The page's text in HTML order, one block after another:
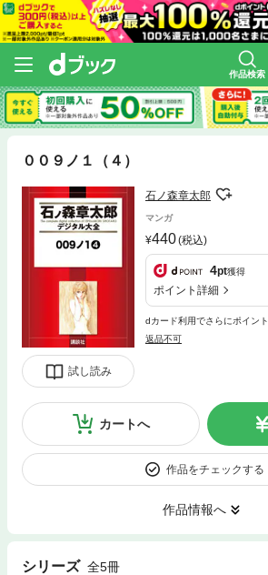
作品検索
００９ノ１（４）
試し読み
石ノ森章太郎
マンガ
440(税込)
4pt獲得
ポイント詳細
dカード利用でさらにポイン
返品不可
カートへ
作品をチェックする
作品情報へ
シリーズ 全5冊